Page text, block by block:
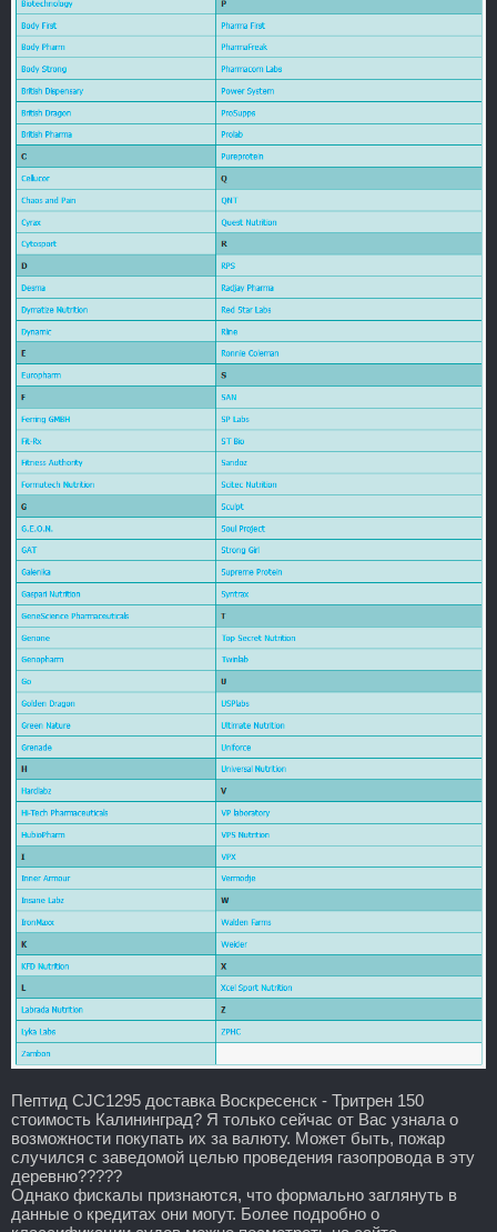
Пептид CJC1295 доставка Воскресенск - Тритрен 150
стоимость Калининград? Я только сейчас от Вас узнала о
возможности покупать их за валюту. Может быть, пожар
случился с заведомой целью проведения газопровода в эту
деревню?????
Однако фискалы признаются, что формально заглянуть в
данные о кредитах они могут. Более подробно о